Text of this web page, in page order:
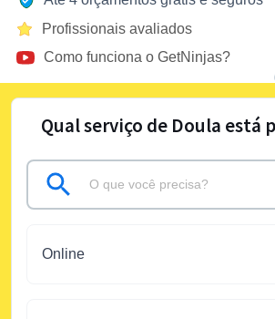
Profissionais avaliados
Como funciona o GetNinjas?
Qual serviço de Doula está
Online